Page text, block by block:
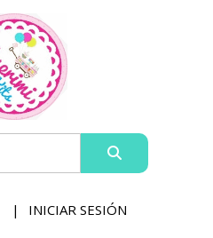
INICIAR SESIÓN